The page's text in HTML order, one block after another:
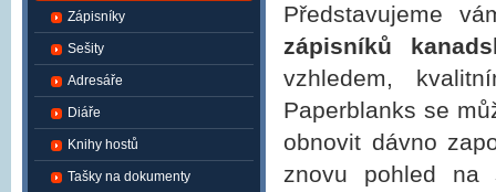
Představujeme
zápisníků
vzhledem,
Paperblanks se
obnovit dávno
znovu pohled na
Zápisníky
Sešity
Adresáře
Diáře
Knihy hostů
Tašky na dokumenty